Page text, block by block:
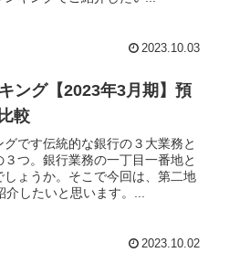
2023.10.03
ング【2023年3月期】預
較
です伝統的な銀行の３大業務と
つ。銀行業務の一丁目一番地と
ょうか。そこで今回は、第二地
したいと思います。...
2023.10.02